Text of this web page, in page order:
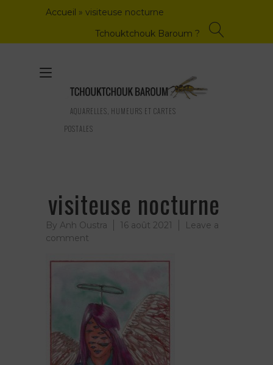
Accueil » visiteuse nocturne
Tchouktchouk Baroum ?
AQUARELLES, HUMEURS ET CARTES
POSTALES
Toggle
navigation
visiteuse nocturne
By Anh Oustra 16 août 2021
Leave a
commenton
nocturne